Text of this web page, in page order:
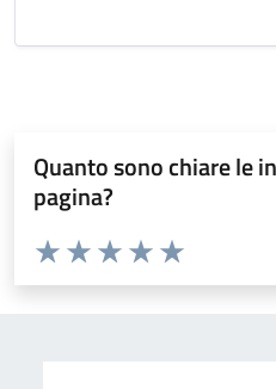
Quanto sono chiare le
pagina?
Valuta da 1 a 5 stelle la pagina
Valuta 5
Valuta 4 stelle su
Valuta 3 stelle su 5
Valuta 2 stelle su 5
Valuta 1 stelle su 5